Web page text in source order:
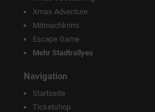
Xmas Adventure
Mitmachkrimi
Escape Game
Mehr Stadtrallyes
Navigation
Startseite
Ticketshop